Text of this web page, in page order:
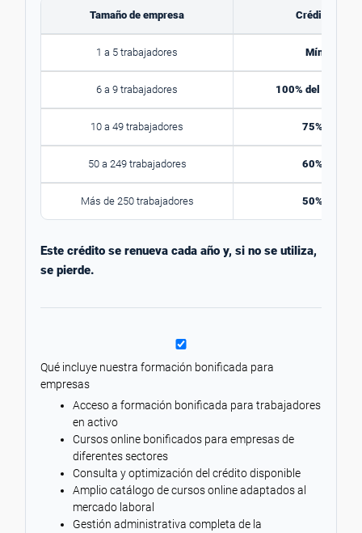
Tamaño de empresa Crédito
1 a 5 trabajadores Mínimo
6 a 9 trabajadores 100% del crédito
10 a 49 trabajadores 75% del
50 a 249 trabajadores 60% del
Más de 250 trabajadores 50% del
Este crédito se renueva cada año y, si no se utiliza,
se pierde.
Qué incluye nuestra formación bonificada para
empresas
Acceso a formación bonificada para trabajadores
en activo
Cursos online bonificados para empresas de
diferentes sectores
Consulta y optimización del crédito disponible
Amplio catálogo de cursos online adaptados al
mercado laboral
Gestión administrativa completa de la